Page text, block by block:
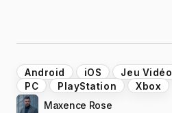
Android iOS Jeu Vidéo
PC
PlayStation Xbox
Maxence Rose